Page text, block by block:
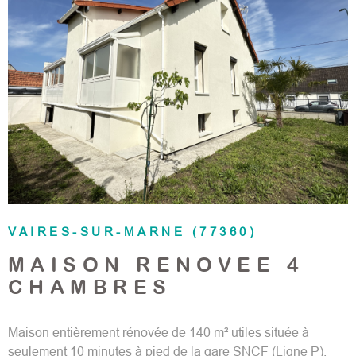
Géorisques.
VAIRES-SUR-MARNE (77360)
MAISON RENOVEE 4
CHAMBRES
Maison entièrement rénovée de 140 m² utiles située à
seulement 10 minutes à pied de la gare SNCF (Ligne P),
VOIR LE BIEN